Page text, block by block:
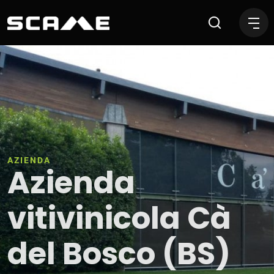
Azienda vitivinicola Cà del
AZIENDA
Azienda
vitivinicola Cà
del Bosco (BS)